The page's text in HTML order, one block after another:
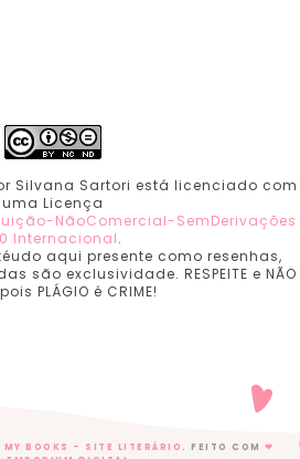
por Silvana Sartori está licenciado com
uma Licença
NãoComercial-SemDerivações
Internacional.
aqui presente como resenhas,
são exclusividade. RESPEITE e NÃO
PLÁGIO é CRIME!
MY BOOKS - SITE LITERÁRIO . FEITO COM ❤